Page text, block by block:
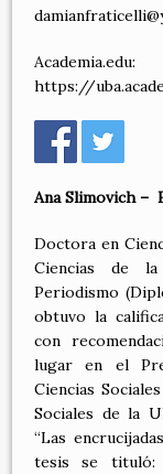
Academia.edu:
https://
Ana Slimovich –
Doctora en
Ciencias de
Periodismo
obtuvo la
con
lugar en el
Ciencias
Sociales de la
“Las
tesis se